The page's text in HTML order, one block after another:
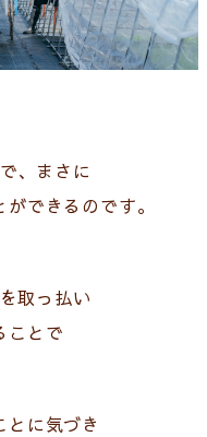
、まさに
できるのです。
取っ払い
ことで
に気づき